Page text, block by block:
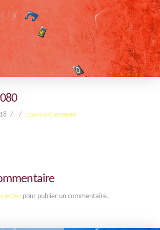
Leave a Comment
pour publier un commentaire.